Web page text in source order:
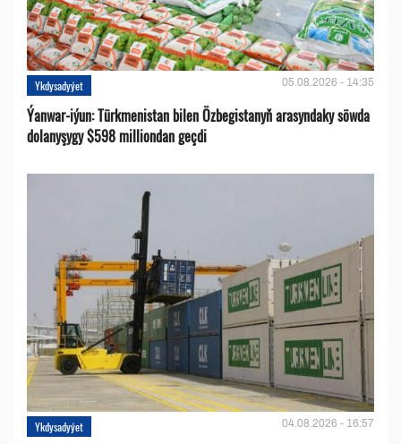
Ykdysadyýet 05.08.2026 - 14:35
Ýanwar-iýun: Türkmenistan bilen Özbegistanyň arasyndaky söwda
dolanyşygy $598 milliondan geçdi
Ykdysadyýet 04.08.2026 - 16:57